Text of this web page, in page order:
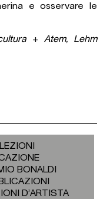
e osservare le
+ Atem, Lehm
BONALDI
D’ARTISTA